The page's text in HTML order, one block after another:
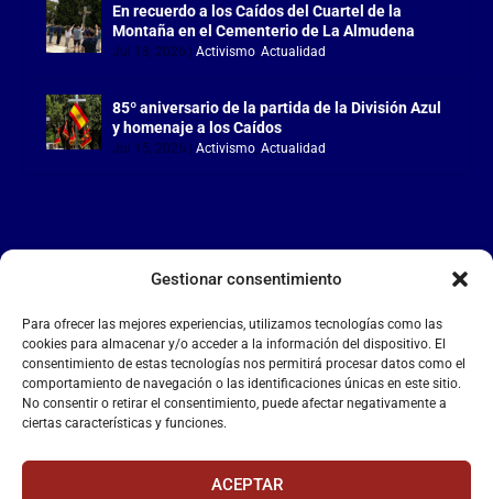
Gestionar consentimiento
Para ofrecer las mejores experiencias, utilizamos tecnologías como las
cookies para almacenar y/o acceder a la información del dispositivo. El
consentimiento de estas tecnologías nos permitirá procesar datos como el
comportamiento de navegación o las identificaciones únicas en este sitio.
No consentir o retirar el consentimiento, puede afectar negativamente a
ciertas características y funciones.
ACEPTAR
En recuerdo a los Caídos del Cuartel de la
Montaña en el Cementerio de La Almudena
Jul 18, 2026 |Activismo ,Actualidad
85º aniversario de la partida de la División Azul
y homenaje a los Caídos
Jul 15, 2026 |Activismo ,Actualidad
LA FALANGE
Reproductor
de
vídeo